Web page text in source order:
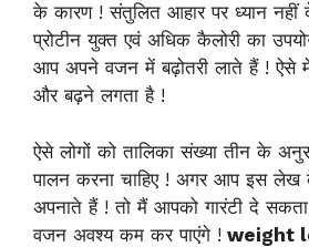
के कारण ! संतुलित आहार पर ध्यान
प्रोटीन युक्त एवं अधिक कैलोरी का
आप अपने वजन में बढ़ोतरी लाते हैं !
और बढ़ने लगता है !
ऐसे लोगों को तालिका संख्या तीन के
पालन करना चाहिए ! अगर आप इस लेख
अपनाते हैं ! तो मैं आपको गारंटी दे
वजन अवश्य कम कर पाएंगे ! weight